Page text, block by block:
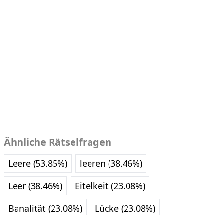
Ähnliche Rätselfragen
Leere (53.85%)
leeren (38.46%)
Leer (38.46%)
Eitelkeit (23.08%)
Banalität (23.08%)
Lücke (23.08%)